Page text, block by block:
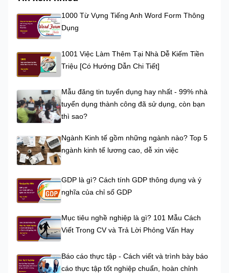
1000 Từ Vựng Tiếng Anh Word Form Thông
Dụng
1001 Việc Làm Thêm Tại Nhà Dễ Kiếm Tiền
Triệu [Có Hướng Dẫn Chi Tiết]
Mẫu đăng tin tuyển dụng hay nhất - 99% nhà
tuyển dụng thành công đã sử dụng, còn bạn
thì sao?
Ngành Kinh tế gồm những ngành nào? Top 5
ngành kinh tế lương cao, dễ xin việc
GDP là gì? Cách tính GDP thông dụng và ý
nghĩa của chỉ số GDP
Mục tiêu nghề nghiệp là gì? 101 Mẫu Cách
Viết Trong CV và Trả Lời Phỏng Vấn Hay
Báo cáo thực tập - Cách viết và trình bày báo
cáo thực tập tốt nghiệp chuẩn, hoàn chỉnh